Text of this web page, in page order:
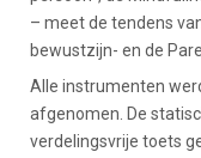
– meet de tendens
bewustzijn- en de
Alle instrumenten
afgenomen. De
verdelingsvrije toets